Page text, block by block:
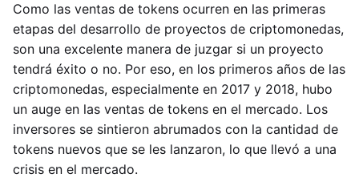
Como las ventas de tokens ocurren en las primeras
etapas del desarrollo de proyectos de criptomonedas,
son una excelente manera de juzgar si un proyecto
tendrá éxito o no. Por eso, en los primeros años de las
criptomonedas, especialmente en 2017 y 2018, hubo
un auge en las ventas de tokens en el mercado. Los
inversores se sintieron abrumados con la cantidad de
tokens nuevos que se les lanzaron, lo que llevó a una
crisis en el mercado.